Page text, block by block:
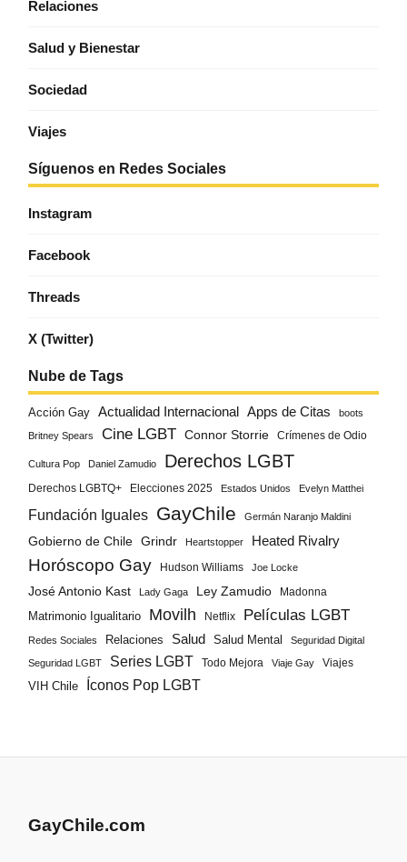
Relaciones
Salud y Bienestar
Sociedad
Viajes
Síguenos en Redes Sociales
Instagram
Facebook
Threads
X (Twitter)
Nube de Tags
Acción Gay Actualidad Internacional Apps de Citas boots
Britney Spears Cine LGBT Connor Storrie Crímenes de Odio
Cultura Pop Daniel Zamudio Derechos LGBT
Derechos LGBTQ+ Elecciones 2025 Estados Unidos Evelyn Matthei
Fundación Iguales GayChile Germán Naranjo Maldini
Gobierno de Chile Grindr Heartstopper Heated Rivalry
Horóscopo Gay Hudson Williams Joe Locke
José Antonio Kast Lady Gaga Ley Zamudio Madonna
Matrimonio Igualitario Movilh Netflix Películas LGBT
Redes Sociales Relaciones Salud Salud Mental Seguridad Digital
Seguridad LGBT Series LGBT Todo Mejora Viaje Gay
Viajes
VIH Chile
Íconos Pop LGBT
GayChile.com